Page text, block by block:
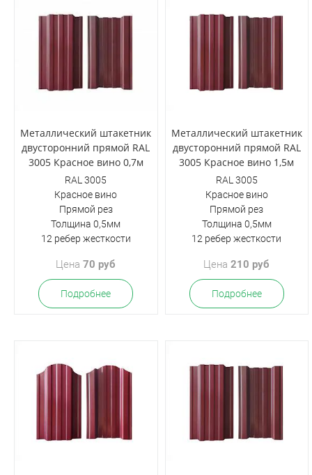
Металлический штакетник
двусторонний прямой RAL
3005 Красное вино 0,7м
RAL 3005
Красное вино
Прямой рез
Толщина 0,5мм
12 ребер жесткости
Цена70 руб
Подробнее
Металлический штакетник
двусторонний прямой RAL
3005 Красное вино 1,5м
RAL 3005
Красное вино
Прямой рез
Толщина 0,5мм
12 ребер жесткости
Цена210 руб
Подробнее